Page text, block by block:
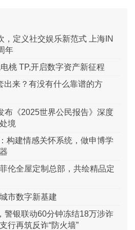
，定义社交娱乐新范式 上海IN
年
桃 TP,开启数字资产新征程
出来？有没有什么靠谱的方
布《2025世界公民报告》深度
境
构建情感关怀系统，做申博学
伦全屋定制总部，共绘精品定
市数字新基建
警银联动60分钟冻结18万涉诈
行再筑反诈“防火墙”